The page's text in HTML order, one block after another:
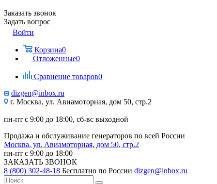
Заказать звонок
Задать вопрос
Войти
Корзина0
Отложенные0
Сравнение товаров0
dizgen@inbox.ru
г. Москва, ул. Авиамоторная, дом 50, стр.2
пн-пт с 9:00 до 18:00, сб-вс выходной
Продажа и обслуживание генераторов по всей России
Москва, ул. Авиамоторная, дом 50, стр.2
пн-пт с 9:00 до 18:00
ЗАКАЗАТЬ ЗВОНОК
8 (800) 302-48-18 Бесплатно по России dizgen@inbox.ru